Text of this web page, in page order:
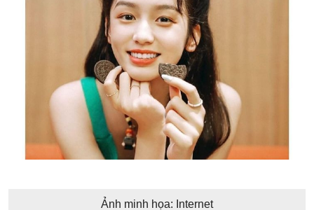
Ảnh minh họa: Internet